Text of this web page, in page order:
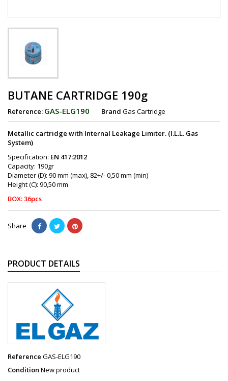
BUTANE CARTRIDGE 190g
Reference: GAS-ELG190 Brand Gas Cartridge
Metallic cartridge with Internal Leakage Limiter. (I.L.L. Gas
System)
Specification: ΕΝ 417:2012
Capacity: 190gr
Diameter (D): 90 mm (max), 82+/- 0,50 mm (min)
Height (C): 90,50 mm
BOX: 36pcs
Share
PRODUCT DETAILS
Reference GAS-ELG190
Condition New product